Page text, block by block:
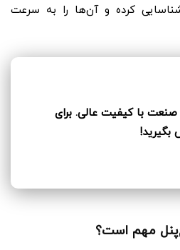
کرده و آن‌ها را به سرعت
صنعت با کیفیت عالی. برای
بگیرید!
مهم است؟